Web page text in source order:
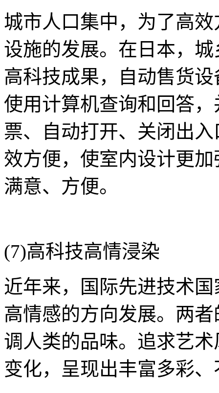
城市人口集中，为了高
设施的发展。在日本，
高科技成果，自动售货
使用计算机查询和回答
票、自动打开、关闭出
效方便，使室内设计更
满意、方便。
(7)高科技高情浸染
近年来，国际先进技术
高情感的方向发展。两
调人类的品味。追求艺
变化，呈现出丰富多彩